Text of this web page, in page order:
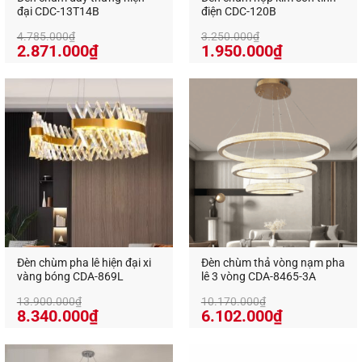
đại CDC-13T14B
4.785.000₫
Giá
là:
4.785.000₫.
2.871.000₫Giá
hiện
tại
là:
2.871.000₫.
điện CDC-120B
3.250.000₫
Giá
là:
3.250.000₫.
1.950.000₫Giá
hiện
tại
là:
Đèn chùm pha lê hiện đại xi
vàng bóng CDA-869L
13.900.000₫
Giá
là:
8.340.000₫Giá
hiện
tại
Đèn chùm thả vòng nạm pha
lê 3 vòng CDA-8465-3A
10.170.000₫
Giá
6.102.000₫Giá
hiện